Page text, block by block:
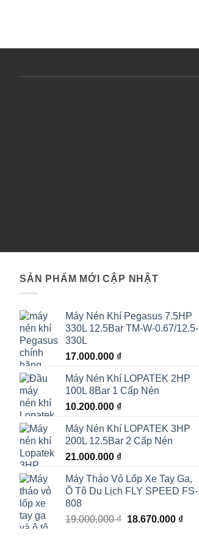
SẢN PHẨM MỚI CẬP NHẬT
Máy Nén Khí Pegasus 7.5HP
330L 12.5Bar TM-W-0.67/12.5-
330L
17.000.000 ₫
Máy Nén Khí LOPATEK 2HP
100L 8Bar 1 Cấp Nén
10.200.000 ₫
Máy Nén Khí LOPATEK 3HP
200L 12.5Bar 2 Cấp Nén
21.000.000 ₫
Máy Tháo Vỏ Lốp Xe Tay Ga,
Ô Tô Du Lịch FLY SPEED FS-
808
19.000.000₫ Giá
18.670.000 ₫Giá